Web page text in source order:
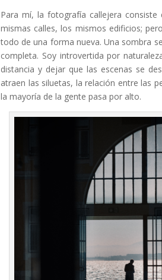
Para mí, la fotografía callejera
mismas calles, los mismos edificios;
todo de una forma nueva. Una sombra
completa. Soy introvertida por
distancia y dejar que las escenas se
atraen las siluetas, la relación entre las
la mayoría de la gente pasa por alto.